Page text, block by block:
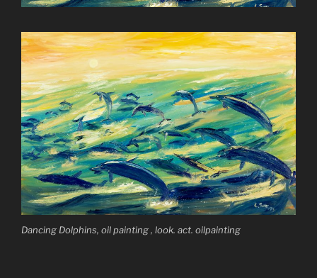
Dancing Dolphins, oil painting , look. act. oilpainting